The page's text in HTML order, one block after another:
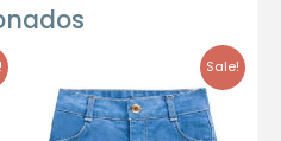
Sale!